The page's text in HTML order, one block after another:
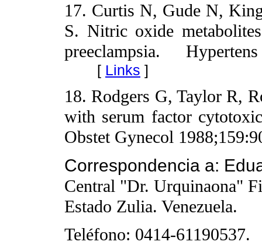
17. Curtis N, Gude N,
S. Nitric oxide
preeclampsia.
[ Links ]
18. Rodgers G, Taylor R,
with serum factor
Obstet Gynecol
Correspondencia a:
Central "Dr. Urquinaona"
Estado Zulia. Venezuela.
Teléfono: 0414-61190537.